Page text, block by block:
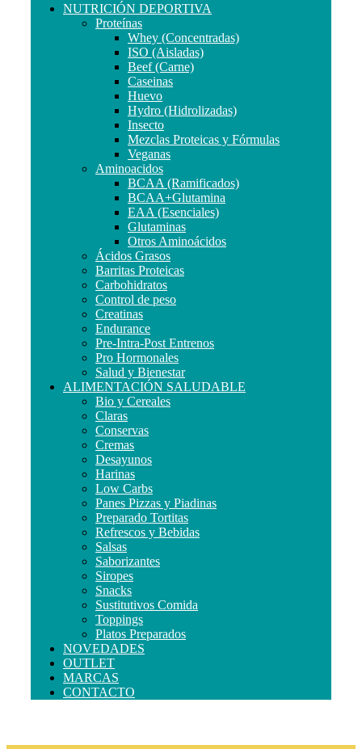
NUTRICIÓN DEPORTIVA
Proteínas
Whey (Concentradas)
ISO (Aisladas)
Beef (Carne)
Caseinas
Huevo
Hydro (Hidrolizadas)
Insecto
Mezclas Proteicas y Fórmulas
Veganas
Aminoacidos
BCAA (Ramificados)
BCAA+Glutamina
EAA (Esenciales)
Glutaminas
Otros Aminoácidos
Ácidos Grasos
Barritas Proteicas
Carbohidratos
Control de peso
Creatinas
Endurance
Pre-Intra-Post Entrenos
Pro Hormonales
Salud y Bienestar
ALIMENTACIÓN SALUDABLE
Bio y Cereales
Claras
Conservas
Cremas
Desayunos
Harinas
Low Carbs
Panes Pizzas y Piadinas
Preparado Tortitas
Refrescos y Bebidas
Salsas
Saborizantes
Siropes
Snacks
Sustitutivos Comida
Toppings
Platos Preparados
NOVEDADES
OUTLET
MARCAS
CONTACTO